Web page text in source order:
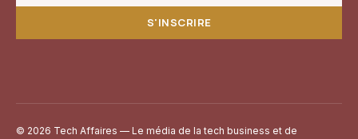
S'INSCRIRE
© 2026 Tech Affaires — Le média de la tech business et de